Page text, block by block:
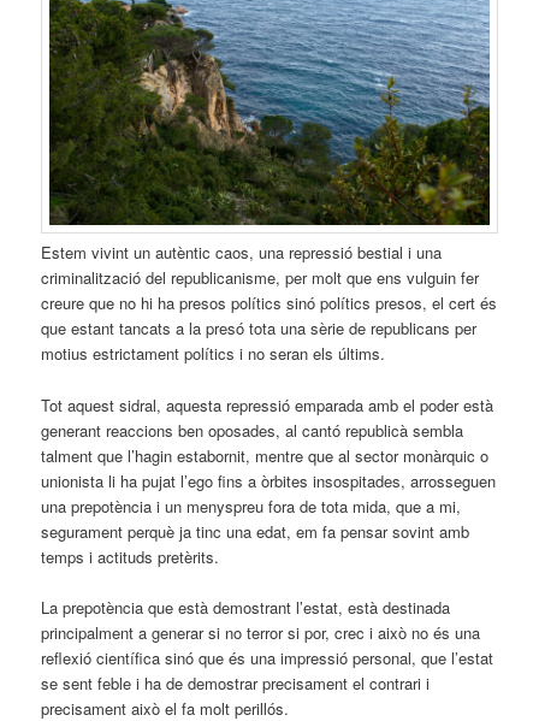
Estem vivint un autèntic caos, una repressió bestial i una
criminalització del republicanisme, per molt que ens vulguin fer
creure que no hi ha presos polítics sinó polítics presos, el cert és
que estant tancats a la presó tota una sèrie de republicans per
motius estrictament polítics i no seran els últims.
Tot aquest sidral, aquesta repressió emparada amb el poder està
generant reaccions ben oposades, al cantó republicà sembla
talment que l’hagin estabornit, mentre que al sector monàrquic o
unionista li ha pujat l’ego fins a òrbites insospitades, arrosseguen
una prepotència i un menyspreu fora de tota mida, que a mi,
segurament perquè ja tinc una edat, em fa pensar sovint amb
temps i actituds pretèrits.
La prepotència que està demostrant l’estat, està destinada
principalment a generar si no terror si por, crec i això no és una
reflexió científica sinó que és una impressió personal, que l’estat
se sent feble i ha de demostrar precisament el contrari i
precisament això el fa molt perillós.